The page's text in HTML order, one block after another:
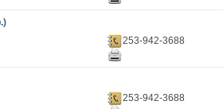
253-942-3688
253-942-3688